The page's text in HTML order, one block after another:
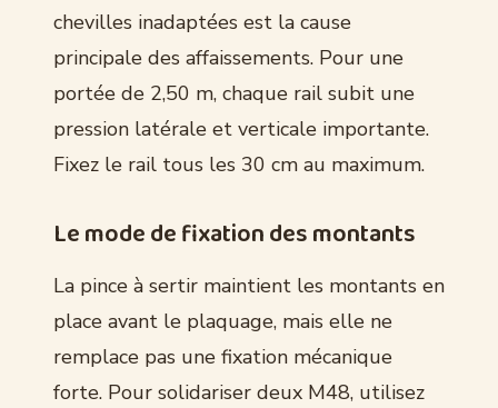
chevilles inadaptées est la cause
principale des affaissements. Pour une
portée de 2,50 m, chaque rail subit une
pression latérale et verticale importante.
Fixez le rail tous les 30 cm au maximum.
Le mode de fixation des montants
La pince à sertir maintient les montants en
place avant le plaquage, mais elle ne
remplace pas une fixation mécanique
forte. Pour solidariser deux M48, utilisez